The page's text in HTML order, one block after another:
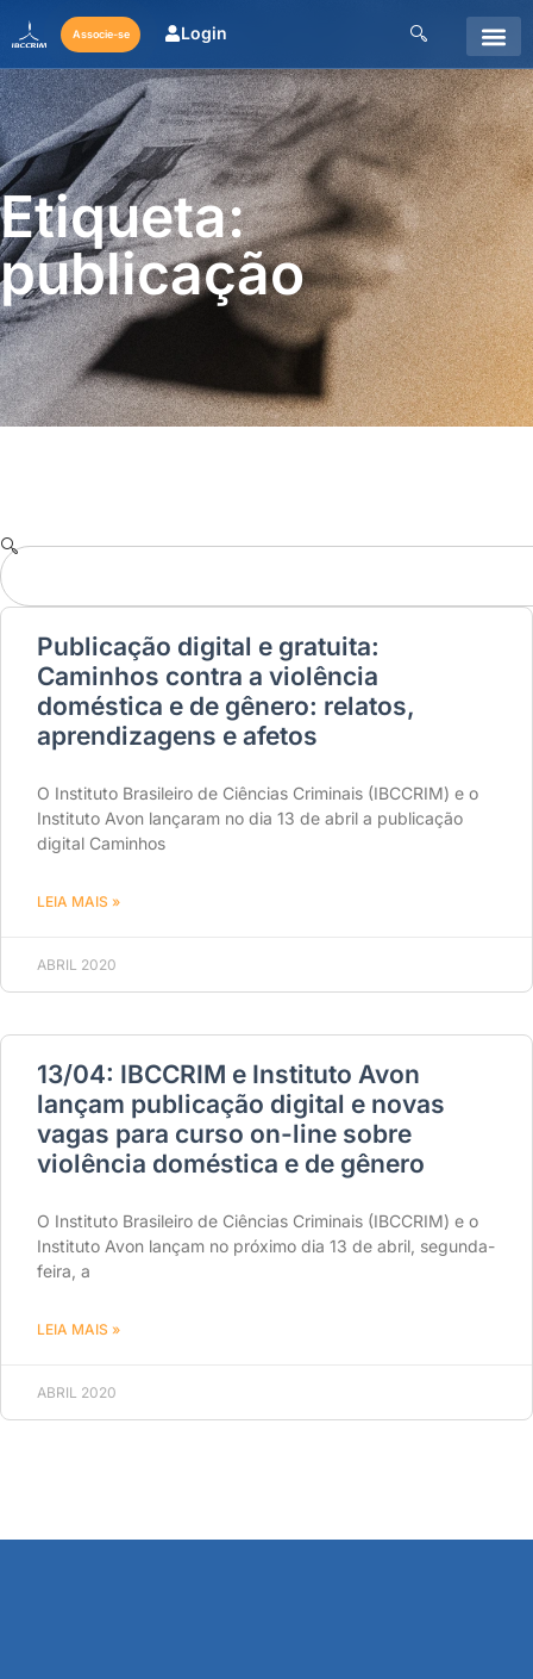
Associe-se Login
Etiqueta:
publicação
Publicação digital e gratuita:
Caminhos contra a violência
doméstica e de gênero: relatos,
aprendizagens e afetos
O Instituto Brasileiro de Ciências Criminais (IBCCRIM) e o
Instituto Avon lançaram no dia 13 de abril a publicação
digital Caminhos
LEIA MAIS »
ABRIL 2020
13/04: IBCCRIM e Instituto Avon
lançam publicação digital e novas
vagas para curso on-line sobre
violência doméstica e de gênero
O Instituto Brasileiro de Ciências Criminais (IBCCRIM) e o
Instituto Avon lançam no próximo dia 13 de abril, segunda-
feira, a
LEIA MAIS »
ABRIL 2020